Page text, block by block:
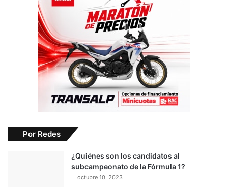
Por Redes
¿Quiénes son los candidatos al
subcampeonato de la Fórmula 1?
octubre 10, 2023